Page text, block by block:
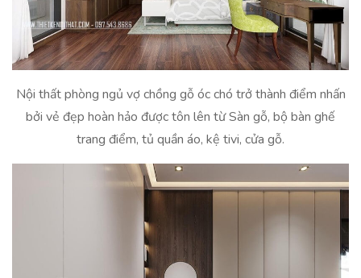
Nội thất phòng ngủ vợ chồng gỗ óc chó trở thành điểm nhấn
bởi vẻ đẹp hoàn hảo được tôn lên từ Sàn gỗ, bộ bàn ghế
trang điểm, tủ quần áo, kệ tivi, cửa gỗ.